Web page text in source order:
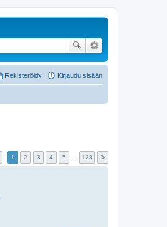
Kirjaudu sisään
Rekisteröidy
1 2 3 4 5 128